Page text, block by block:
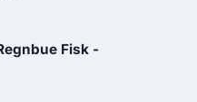
Fisk -